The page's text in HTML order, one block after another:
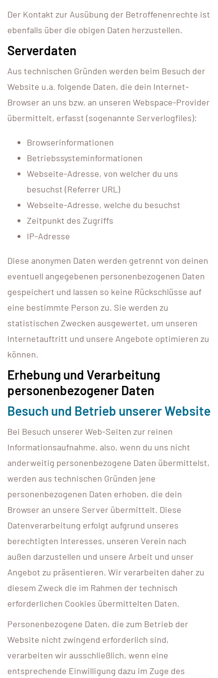
Der Kontakt zur Ausübung der Betroffenenrechte ist
ebenfalls über die obigen Daten herzustellen.
Serverdaten
Aus technischen Gründen werden beim Besuch der
Website u.a. folgende Daten, die dein Internet-
Browser an uns bzw. an unseren Webspace-Provider
übermittelt, erfasst (sogenannte Serverlogfiles):
Browserinformationen
Betriebssysteminformationen
Webseite-Adresse, von welcher du uns
besuchst (Referrer URL)
Webseite-Adresse, welche du besuchst
Zeitpunkt des Zugriffs
IP-Adresse
Diese anonymen Daten werden getrennt von deinen
eventuell angegebenen personenbezogenen Daten
gespeichert und lassen so keine Rückschlüsse auf
eine bestimmte Person zu. Sie werden zu
statistischen Zwecken ausgewertet, um unseren
Internetauftritt und unsere Angebote optimieren zu
können.
Erhebung und Verarbeitung
personenbezogener Daten
Besuch und Betrieb unserer Website
Bei Besuch unserer Web-Seiten zur reinen
Informationsaufnahme, also, wenn du uns nicht
anderweitig personenbezogene Daten übermittelst,
werden aus technischen Gründen jene
personenbezogenen Daten erhoben, die dein
Browser an unsere Server übermittelt. Diese
Datenverarbeitung erfolgt aufgrund unseres
berechtigten Interesses, unseren Verein nach
außen darzustellen und unsere Arbeit und unser
Angebot zu präsentieren. Wir verarbeiten daher zu
diesem Zweck die im Rahmen der technisch
erforderlichen Cookies übermittelten Daten.
Personenbezogene Daten, die zum Betrieb der
Website nicht zwingend erforderlich sind,
verarbeiten wir ausschließlich, wenn eine
entsprechende Einwilligung dazu im Zuge des